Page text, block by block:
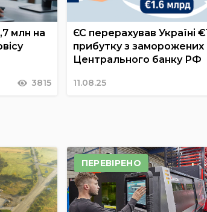
млн на
3815
ЄС перерахував Україні
прибутку з заморожених
Центрального банку РФ
11.08.25
ПЕРЕВІРЕНО